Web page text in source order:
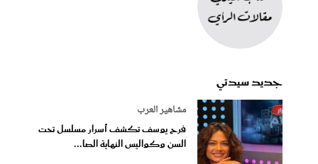
جديد سيدتي
مشاهير العرب
فرح يوسف تكشف أسرار مسلسل تحت
السن وكواليس النهاية الصا...